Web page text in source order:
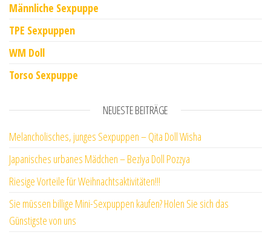
Männliche Sexpuppe
TPE Sexpuppen
WM Doll
Torso Sexpuppe
NEUESTE BEITRÄGE
Melancholisches, junges Sexpuppen – Qita Doll Wisha
Japanisches urbanes Mädchen – Bezlya Doll Pozzya
Riesige Vorteile für Weihnachtsaktivitäten!!!
Sie müssen billige Mini-Sexpuppen kaufen? Holen Sie sich das
Günstigste von uns